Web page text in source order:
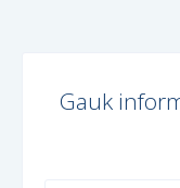
Gauk